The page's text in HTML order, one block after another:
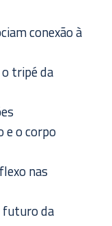
conexão à
tripé da
e o corpo
nas
futuro da